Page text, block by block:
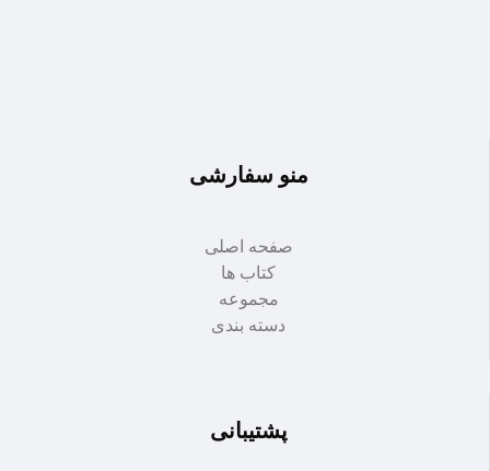
منو سفارشی
صفحه اصلی
کتاب ها
مجموعه
دسته بندی
پشتیبانی